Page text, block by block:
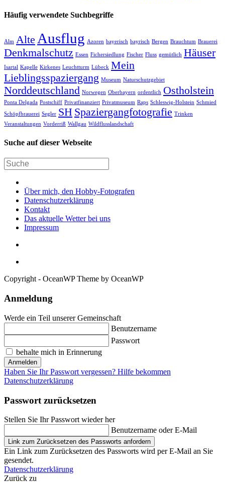
Häufig verwendete Suchbegriffe
Alm Alte Ausflug Azoren bayerisch bayrisch Bergen Brauchtum Brauerei
Denkmalschutz Essen Fichersiedlung Fischer Fluss gemütlich Häuser
Isartal Kapelle Kirkenes Leuchtturm Lübeck Mein
Lieblingsspaziergang Museum Naturschutzgebiet
Norddeutschland Norwegen Oberbayern ordentlich Ostholstein
Ponta Delgada Postschiff Privatfinanziert Privatmuseum Raps Schleswig-Holstein Schmied
Schöpfbrauerei Segler SH Spaziergangfotografie Trinken
Veranstaltungen Vorderriß Wallgau Wildflusslandschaft
Suche auf dieser Webseite
Über mich, den Hobby-Fotografen
Datenschutzerklärung
Kontakt
Das aktuelle Wetter bei uns
Impressum
Copyright - OceanWP Theme by OceanWP
Anmeldung
Werde ein Teil unserer Gemeinschaft
Benutzername
Passwort
behalte mich in Erinnerung
Anmelden
Haben Sie Ihr Passwort vergessen? Hilfe bekommen
Datenschutzerklärung
Passwort zurücksetzen
Stellen Sie Ihr Passwort wieder her
Benutzername oder E-Mail
Link zum Zurücksetzen des Passworts anfordern
Ein Link zum Zurücksetzen des Passworts wird per E-Mail an Sie
gesendet.
Datenschutzerklärung
Zurück zu